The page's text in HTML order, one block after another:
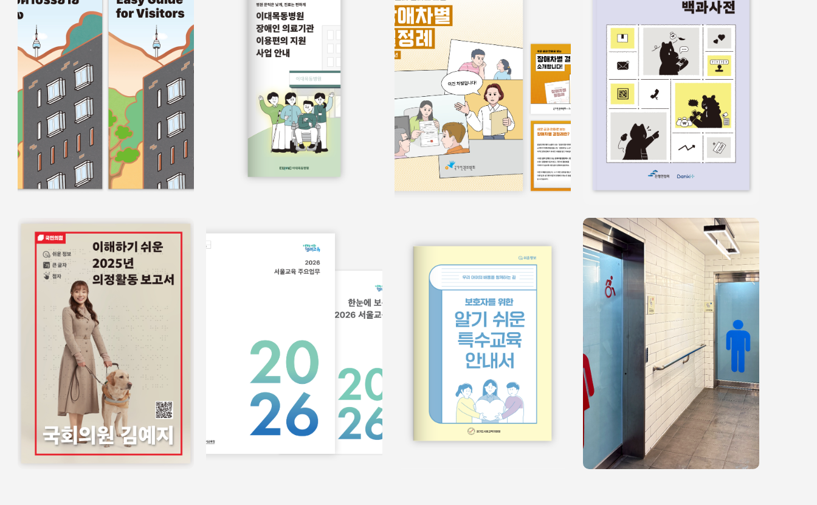
홍보물 쉬운정보 홍보물 쉬운정보 홍보물 쉬운정보 서식/매뉴얼
홍보물 쉬운정보 서식/매뉴얼 홍보물 홍보물 쉬운정보